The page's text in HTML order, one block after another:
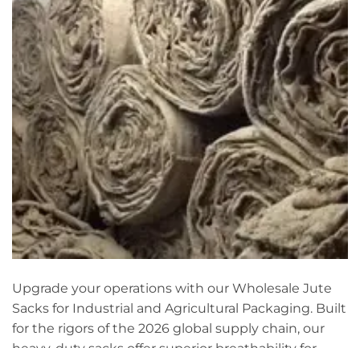
Upgrade your operations with our Wholesale Jute
Sacks for Industrial and Agricultural Packaging. Built
for the rigors of the 2026 global supply chain, our